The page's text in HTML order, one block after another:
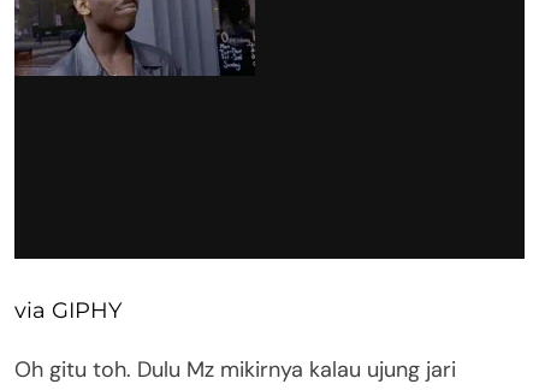
via GIPHY
Oh gitu toh. Dulu Mz mikirnya kalau ujung jari